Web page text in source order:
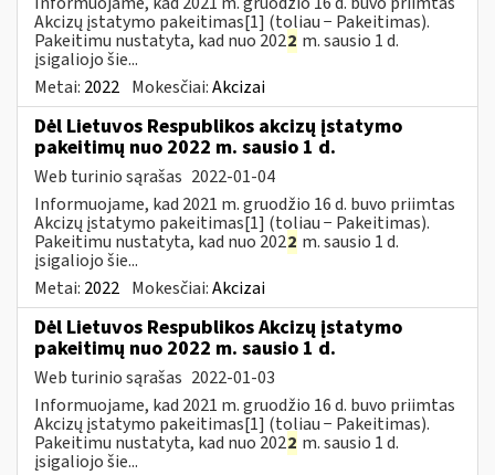
Akcizų įstatymo pakeitimas[1] (toliau − Pakeitimas).
Pakeitimu nustatyta, kad nuo 2022 m. sausio 1 d.
įsigaliojo šie...
Metai: 2022 Mokesčiai:Akcizai
Dėl Lietuvos Respublikos akcizų įstatymo
pakeitimų nuo 2022 m. sausio 1 d.
Web turinio sąrašas 2022-01-04
Informuojame, kad 2021 m. gruodžio 16 d. buvo priimtas
Akcizų įstatymo pakeitimas[1] (toliau − Pakeitimas).
Pakeitimu nustatyta, kad nuo 2022 m. sausio 1 d.
įsigaliojo šie...
Metai: 2022 Mokesčiai:Akcizai
Dėl Lietuvos Respublikos Akcizų įstatymo
pakeitimų nuo 2022 m. sausio 1 d.
Web turinio sąrašas 2022-01-03
Informuojame, kad 2021 m. gruodžio 16 d. buvo priimtas
Akcizų įstatymo pakeitimas[1] (toliau − Pakeitimas).
Pakeitimu nustatyta, kad nuo 2022 m. sausio 1 d.
įsigaliojo šie...